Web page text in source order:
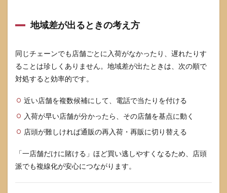
地域差が出るときの考え方
同じチェーンでも店舗ごとに入荷がなかったり、遅れたりす
ることは珍しくありません。地域差が出たときは、次の順で
対処すると効率的です。
近い店舗を複数候補にして、電話で当たりを付ける
入荷が早い店舗が分かったら、その店舗を基点に動く
店頭が難しければ通販の再入荷・再販に切り替える
「一店舗だけに賭ける」ほど買い逃しやすくなるため、店頭
派でも複線化が安心につながります。